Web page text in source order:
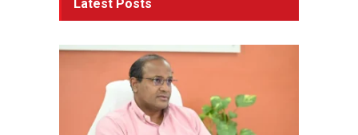
Latest Posts